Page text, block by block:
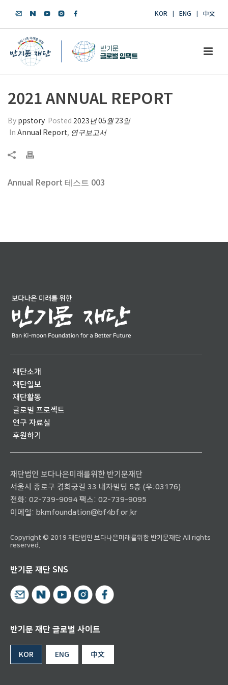
KOR ENG 中文
2021 ANNUAL REPORT
By ppstory Posted 2023년 05월 23일
In Annual Report, 연구보고서
Annual Report 테스트 003
재단소개
재단일보
재단활동
글로벌 프로젝트
연구 자료실
후원하기
재단법인 보다나은미래를위한 반기문재단
서울시 종로구 경희궁길 33 내자빌딩 5층 (우:03176)
전화: 02-739-9094 팩스: 02-739-9095
이메일: bkmfoundation@bf4bf.or.kr
Copyright © 2019 재단법인 보다나은미래를위한 반기문재단 All rights
reserved.
반기문 재단 SNS
반기문 재단 글로벌 사이트
KOR ENG 中文